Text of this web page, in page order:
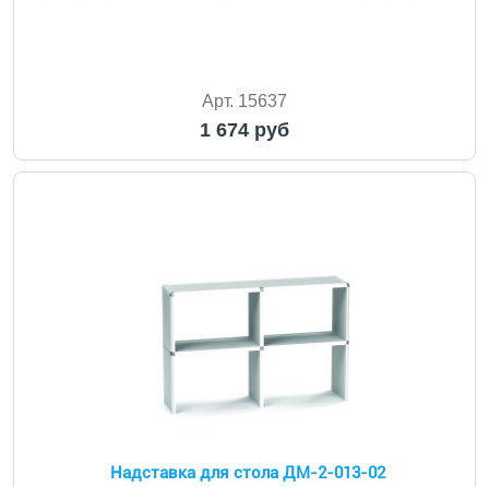
Арт. 15637
1 674 руб
Надставка для стола ДМ-2-013-02